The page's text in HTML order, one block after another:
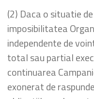
(2) Daca o situatie
imposibilitatea
independente de
total sau partial
continuarea
exonerat de